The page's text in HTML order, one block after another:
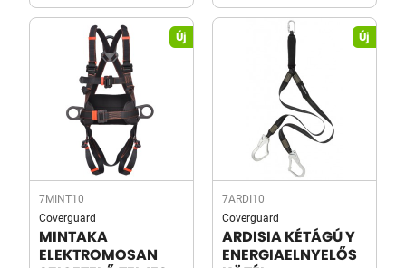
Új
7MINT10
Coverguard
MINTAKA
ELEKTROMOSAN
Új
7ARDI10
Coverguard
ARDISIA KÉTÁGÚ Y
ENERGIAELNYELŐS